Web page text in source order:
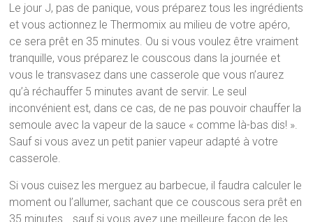
Le jour J, pas de panique, vous préparez tous les ingrédients
et vous actionnez le Thermomix au milieu de votre apéro,
ce sera prêt en 35 minutes. Ou si vous voulez être vraiment
tranquille, vous préparez le couscous dans la journée et
vous le transvasez dans une casserole que vous n’aurez
qu’à réchauffer 5 minutes avant de servir. Le seul
inconvénient est, dans ce cas, de ne pas pouvoir chauffer la
semoule avec la vapeur de la sauce « comme là-bas dis! ».
Sauf si vous avez un petit panier vapeur adapté à votre
casserole.
Si vous cuisez les merguez au barbecue, il faudra calculer le
moment ou l’allumer, sachant que ce couscous sera prêt en
35 minutes… sauf si vous avez une meilleure façon de les